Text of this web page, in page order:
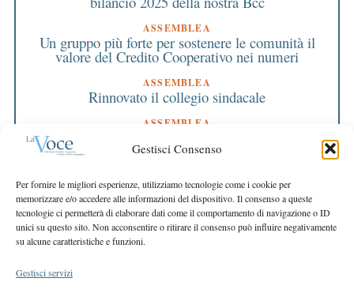
Gestisci Consenso
Per fornire le migliori esperienze, utilizziamo tecnologie come i cookie per
memorizzare e/o accedere alle informazioni del dispositivo. Il consenso a queste
tecnologie ci permetterà di elaborare dati come il comportamento di navigazione o ID
unici su questo sito. Non acconsentire o ritirare il consenso può influire negativamente
su alcune caratteristiche e funzioni.
Gestisci servizi
ASSEMBLEA
Un gruppo più forte per sostenere le comunità il
valore del Credito Cooperativo nei numeri
ASSEMBLEA
Rinnovato il collegio sindacale
ASSEMBLEA
Bilancio approvato all’unanimità e 2 milioni
destinati al territorio
EDITORIALE DIRETTORE
Crescere restando riconoscibili
EDITORIALE PRESIDENTE
Costruire futuro insieme